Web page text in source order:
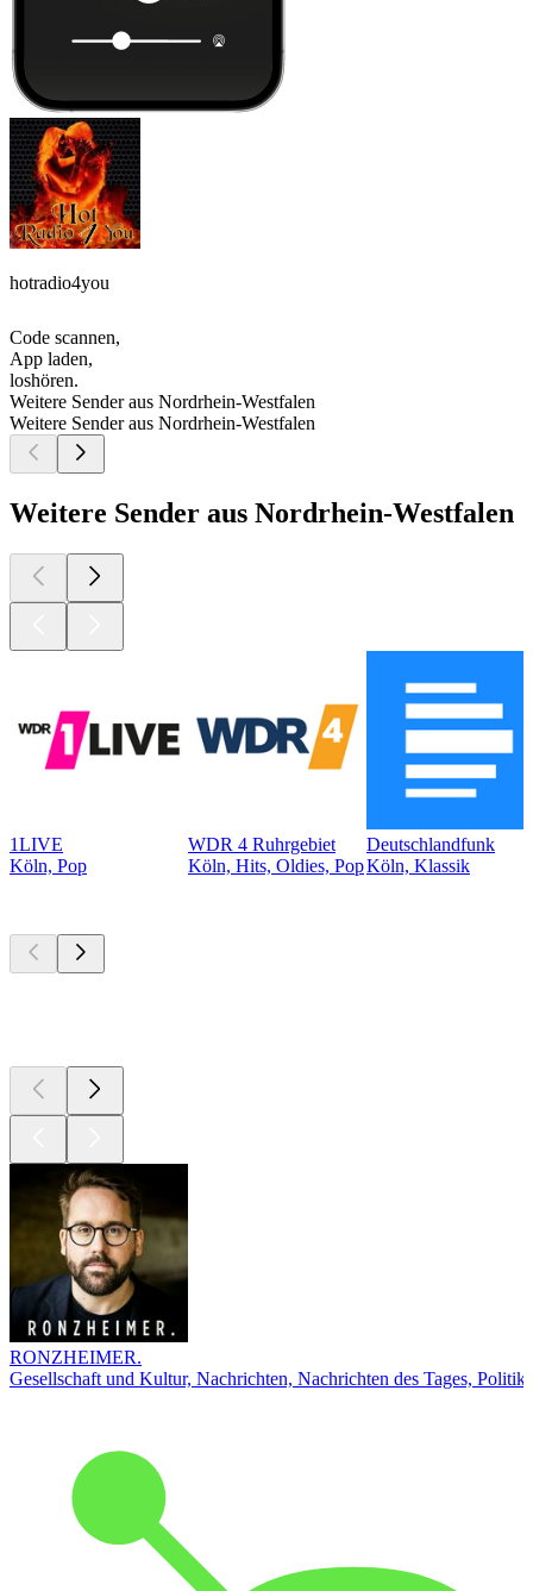
hotradio4you
Code scannen,
App laden,
loshören.
Weitere Sender aus Nordrhein-Westfalen
Weitere Sender aus Nordrhein-Westfalen
Weitere Sender aus Nordrhein-Westfalen
1LIVE
Köln, Pop
WDR 4 Ruhrgebiet
Köln, Hits, Oldies, Pop
Deutschlandfunk
Köln, Klassik
RONZHEIMER.
Gesellschaft und Kultur, Nachrichten, Nachrichten des Tages, Politik